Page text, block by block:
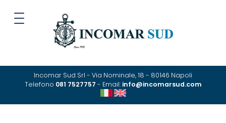
Incomar Sud Srl - Via Nominale, 18 - 80146 Napoli
Telefono 081 7527757 - Email: info@incomarsud.com